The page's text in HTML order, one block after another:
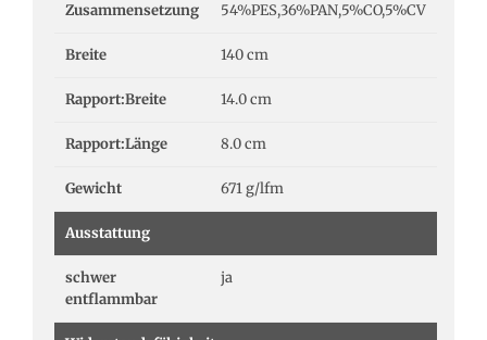
Zusammensetzung 54%PES,36%PAN,5%CO,5%CV
Breite 140 cm
Rapport:Breite 14.0 cm
Rapport:Länge 8.0 cm
Gewicht 671 g/lfm
Ausstattung
schwer
entflammbar
ja